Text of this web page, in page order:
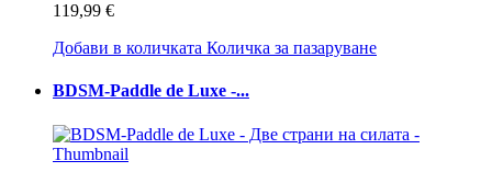
119,99 €
Добави в количката Количка за пазаруване
BDSM-Paddle de Luxe -...